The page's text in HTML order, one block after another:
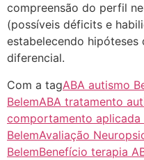
compreensão do perfil
(possíveis déficits e
estabelecendo
diferencial.
Com a tagABA autismo
BelemABA tratamento
comportamento aplicada
BelemAvaliação
BelemBenefício terapia